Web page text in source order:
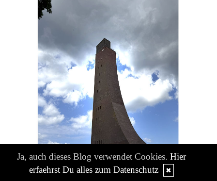
Ja, auch dieses Blog verwendet Cookies. Hier
erfaehrst Du alles zum Datenschutz
✖